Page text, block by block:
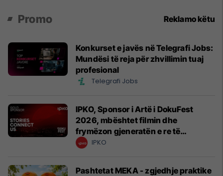
Promo Reklamo këtu
Konkurset e javës në Telegrafi Jobs:
Mundësi të reja për zhvillimin tuaj
profesional
Telegrafi Jobs
IPKO, Sponsor i Artë i DokuFest
2026, mbështet filmin dhe
frymëzon gjeneratën e re të
krijuesve
IPKO
Pashtetat MEKA - zgjedhje praktike